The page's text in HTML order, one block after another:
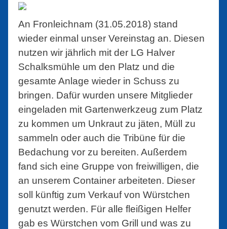
An Fronleichnam (31.05.2018) stand
wieder einmal unser Vereinstag an. Diesen
nutzen wir jährlich mit der LG Halver
Schalksmühle um den Platz und die
gesamte Anlage wieder in Schuss zu
bringen. Dafür wurden unsere Mitglieder
eingeladen mit Gartenwerkzeug zum Platz
zu kommen um Unkraut zu jäten, Müll zu
sammeln oder auch die Tribüne für die
Bedachung vor zu bereiten. Außerdem
fand sich eine Gruppe von freiwilligen, die
an unserem Container arbeiteten. Dieser
soll künftig zum Verkauf von Würstchen
genutzt werden. Für alle fleißigen Helfer
gab es Würstchen vom Grill und was zu